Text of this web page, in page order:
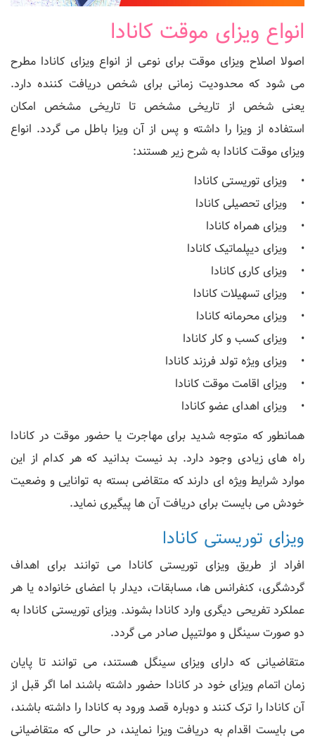
انواع ویزای موقت کانادا
اصولا اصلاح ویزای موقت برای نوعی از انواع ویزای کانادا مطرح
می شود که محدودیت زمانی برای شخص دریافت کننده دارد.
یعنی شخص از تاریخی مشخص تا تاریخی مشخص امکان
استفاده از ویزا را داشته و پس از آن ویزا باطل می گردد. انواع
ویزای موقت کانادا به شرح زیر هستند:
• ویزای توریستی کانادا
• ویزای تحصیلی کانادا
• ویزای همراه کانادا
• ویزای دیپلماتیک کانادا
• ویزای کاری کانادا
• ویزای تسهیلات کانادا
• ویزای محرمانه کانادا
• ویزای کسب و کار کانادا
• ویزای ویژه تولد فرزند کانادا
• ویزای اقامت موقت کانادا
• ویزای اهدای عضو کانادا
همانطور که متوجه شدید برای مهاجرت یا حضور موقت در کانادا
راه های زیادی وجود دارد. بد نیست بدانید که هر کدام از این
موارد شرایط ویژه ای دارند که متقاضی بسته به توانایی و وضعیت
خودش می بایست برای دریافت آن ها پیگیری نماید.
ویزای توریستی کانادا
افراد از طریق ویزای توریستی کانادا می توانند برای اهداف
گردشگری، کنفرانس ها، مسابقات، دیدار با اعضای خانواده یا هر
عملکرد تفریحی دیگری وارد کانادا بشوند. ویزای توریستی کانادا به
دو صورت سینگل و مولتیپل صادر می گردد.
متقاضیانی که دارای ویزای سینگل هستند، می توانند تا پایان
زمان اتمام ویزای خود در کانادا حضور داشته باشند اما اگر قبل از
آن کانادا را ترک کنند و دوباره قصد ورود به کانادا را داشته باشند،
می بایست اقدام به دریافت ویزا نمایند، در حالی که متقاضیانی